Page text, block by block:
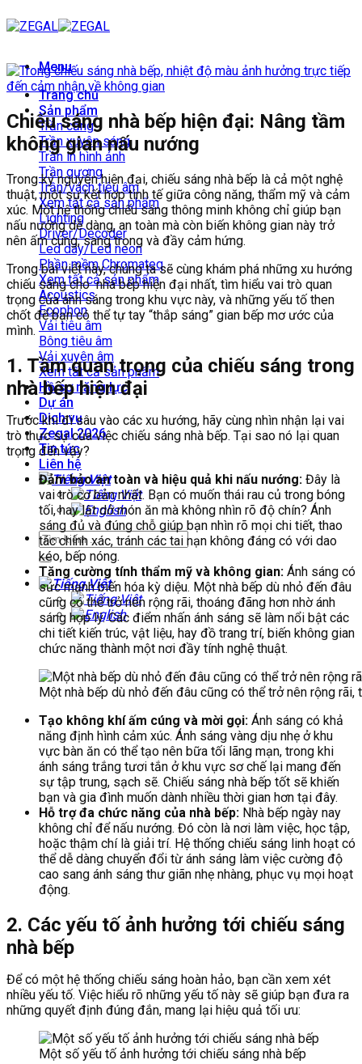
qua
dung
Menu
Trang chủ
Sản phẩm
Trần căng
Trần xuyên sáng
Trần in hình ảnh
Trần gương
Trần/vách tiêu âm
Xem tất cả sản phẩm
Lighting
Driver/Decoder
Led dây/Led neon
Phần mềm Chromateq
Xem tất cả sản phẩm
Acoustics
Ecophon
Vải tiêu âm
Bông tiêu âm
Vải xuyên âm
Xem tất cả sản phẩm
Hồ sơ năng lực
Dự án
Dịch vụ
Zegal 2026
Tin tức
Liên hệ
Chiếu sáng nhà bếp hiện đại: Nâng tầm
không gian nấu nướng
Trong kỷ nguyên hiện đại, chiếu sáng nhà bếp là cả một nghệ
thuật, một sự kết hợp tinh tế giữa công năng, thẩm mỹ và cảm
xúc. Một hệ thống chiếu sáng thông minh không chỉ giúp bạn
nấu nướng dễ dàng, an toàn mà còn biến không gian này trở
nên ấm cúng, sang trọng và đầy cảm hứng.
Trong bài viết này, chúng ta sẽ cùng khám phá những xu hướng
chiếu sáng cho nhà bếp hiện đại nhất, tìm hiểu vai trò quan
trọng của ánh sáng trong khu vực này, và những yếu tố then
chốt để bạn có thể tự tay “thắp sáng” gian bếp mơ ước của
mình.
1. Tầm quan trọng của chiếu sáng trong
nhà bếp hiện đại
Trước khi đi sâu vào các xu hướng, hãy cùng nhìn nhận lại vai
trò thực sự của việc chiếu sáng nhà bếp. Tại sao nó lại quan
trọng đến vậy?
Đảm bảo an toàn và hiệu quả khi nấu nướng: Đây là
vai trò cơ bản nhất. Bạn có muốn thái rau củ trong bóng
tối, hay lật dở món ăn mà không nhìn rõ độ chín? Ánh
sáng đủ và đúng chỗ giúp bạn nhìn rõ mọi chi tiết, thao
tác chính xác, tránh các tai nạn không đáng có với dao
kéo, bếp nóng.
Tăng cường tính thẩm mỹ và không gian: Ánh sáng có
sức mạnh biến hóa kỳ diệu. Một nhà bếp dù nhỏ đến đâu
cũng có thể trở nên rộng rãi, thoáng đãng hơn nhờ ánh
sáng hợp lý. Các điểm nhấn ánh sáng sẽ làm nổi bật các
chi tiết kiến trúc, vật liệu, hay đồ trang trí, biến không gian
chức năng thành một nơi đầy tính nghệ thuật.
Một nhà bếp dù nhỏ đến đâu cũng có thể trở nên rộng
Tạo không khí ấm cúng và mời gọi: Ánh sáng có khả
năng định hình cảm xúc. Ánh sáng vàng dịu nhẹ ở khu
vực bàn ăn có thể tạo nên bữa tối lãng mạn, trong khi
ánh sáng trắng tươi tắn ở khu vực sơ chế lại mang đến
sự tập trung, sạch sẽ. Chiếu sáng nhà bếp tốt sẽ khiến
bạn và gia đình muốn dành nhiều thời gian hơn tại đây.
Hỗ trợ đa chức năng của nhà bếp: Nhà bếp ngày nay
không chỉ để nấu nướng. Đó còn là nơi làm việc, học tập,
hoặc thậm chí là giải trí. Hệ thống chiếu sáng linh hoạt có
thể dễ dàng chuyển đổi từ ánh sáng làm việc cường độ
cao sang ánh sáng thư giãn nhẹ nhàng, phục vụ mọi hoạt
động.
2. Các yếu tố ảnh hưởng tới chiếu sáng
nhà bếp
Để có một hệ thống chiếu sáng hoàn hảo, bạn cần xem xét
nhiều yếu tố. Việc hiểu rõ những yếu tố này sẽ giúp bạn đưa ra
những quyết định đúng đắn, mang lại hiệu quả tối ưu:
Một số yếu tố ảnh hưởng tới chiếu sáng nhà bếp